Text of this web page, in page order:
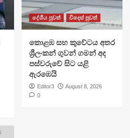
දේශීය පුවත් විදෙස් පුවත්
​කොළඹ සහ කුවේටය අතර
ශ්‍රීලංකන් ගුවන් ගමන් අද
පස්වරුවේ සිට යළි
ඇරඹෙයි
Editor3
August 8, 2026
0